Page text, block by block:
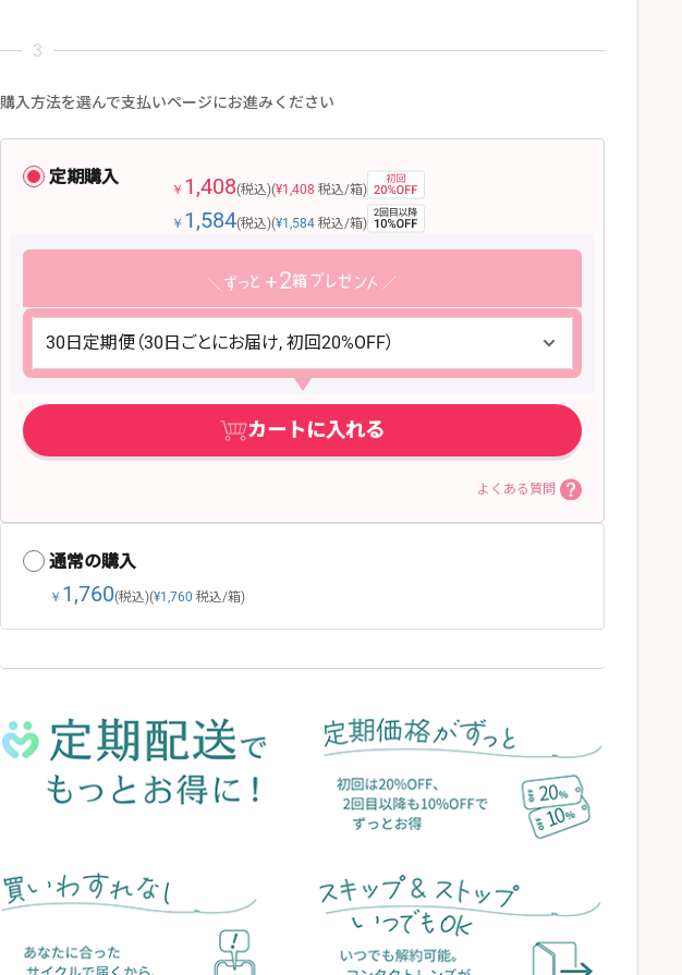
購入方法を選んで支払いページにお進みください
定期購入
￥ 1,408(税込)(¥1,408 税込/箱)
￥ 1,584(税込)(¥1,584 税込/箱)
2
カートに入れる
よくある質問
通常の購入
￥ 1,760(税込)(¥1,760 税込/箱)